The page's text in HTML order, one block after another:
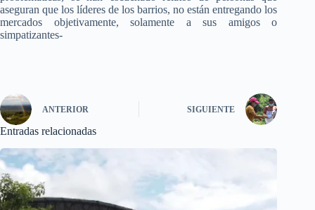
aseguran que los líderes de los barrios, no están entregando los
mercados objetivamente, solamente a sus amigos o
simpatizantes-
ANTERIOR SIGUIENTE
Entradas relacionadas